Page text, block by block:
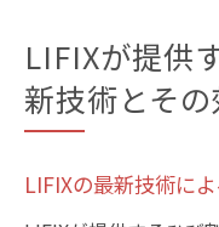
LIFIXが提供
新技術とそ
LIFIXの最新技術に